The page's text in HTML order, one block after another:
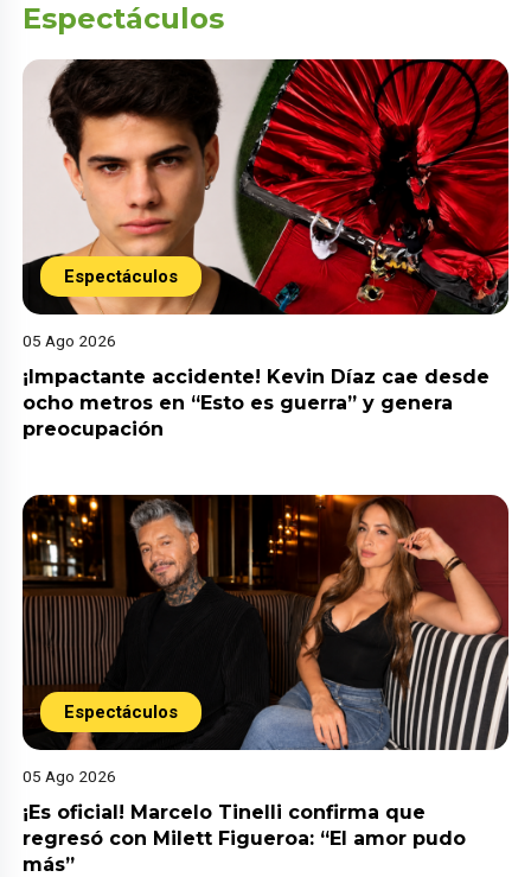
Espectáculos
Espectáculos
05 Ago 2026
¡Impactante accidente! Kevin Díaz cae desde
ocho metros en “Esto es guerra” y genera
preocupación
Espectáculos
05 Ago 2026
¡Es oficial! Marcelo Tinelli confirma que
regresó con Milett Figueroa: “El amor pudo
más”